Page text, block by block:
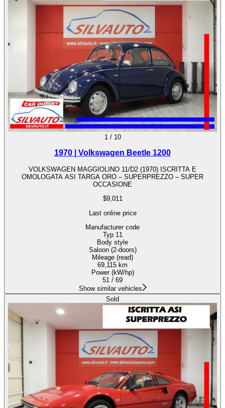
1 / 10
1970 | Volkswagen Beetle 1200
VOLKSWAGEN MAGGIOLINO 11/D2 (1970) ISCRITTA E
OMOLOGATA ASI TARGA ORO – SUPERPREZZO – SUPER
OCCASIONE
$9,011
Last online price
Manufacturer code
Typ 11
Body style
Saloon (2-doors)
Mileage (read)
69,115 km
Power (kW/hp)
51 / 69
Show similar vehicles
Sold